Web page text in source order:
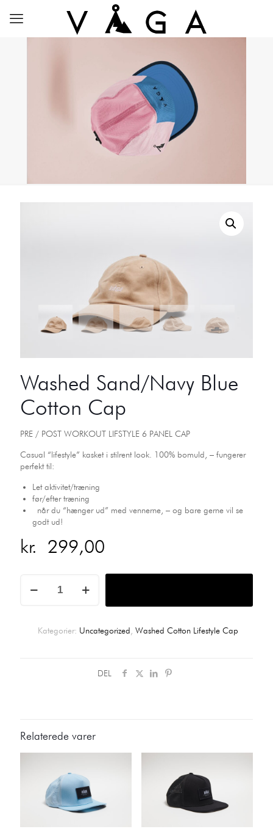
Washed Sand/Navy Blue
Cotton Cap
PRE / POST WORKOUT LIFSTYLE 6 PANEL CAP
Casual “lifestyle” kasket i stilrent look. 100% bomuld, – fungerer
perfekt til:
Let aktivitet/træning
før/efter træning
når du “hænger ud” med vennerne, – og bare gerne vil se
godt ud!
kr. 299,00
Sand/Navy
Kategorier: Uncategorized Washed Cotton Lifestyle Cap
DEL
Relaterede varer